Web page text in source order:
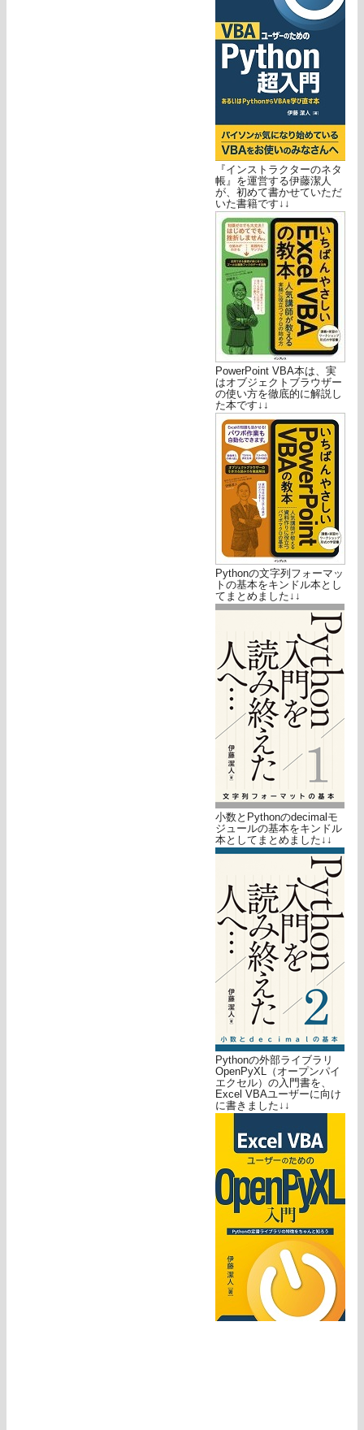
『インストラクターのネタ
帳』を運営する伊藤潔人
が、初めて書かせていただ
いた書籍です↓↓
PowerPoint VBA本は、実
はオブジェクトブラウザー
の使い方を徹底的に解説し
た本です↓↓
Pythonの文字列フォーマッ
トの基本をキンドル本とし
てまとめました↓↓
小数とPythonのdecimalモ
ジュールの基本をキンドル
本としてまとめました↓↓
Pythonの外部ライブラリ
OpenPyXL（オープンパイ
エクセル）の入門書を、
Excel VBAユーザーに向け
に書きました↓↓